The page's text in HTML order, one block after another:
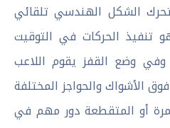
الشكل الهندسي تلقائي
تنفيذ الحركات في التوقيت
وفي وضع القفز يقوم اللاعب
الأشواك والحواجز المختلفة
أو المتقطعة دور مهم في